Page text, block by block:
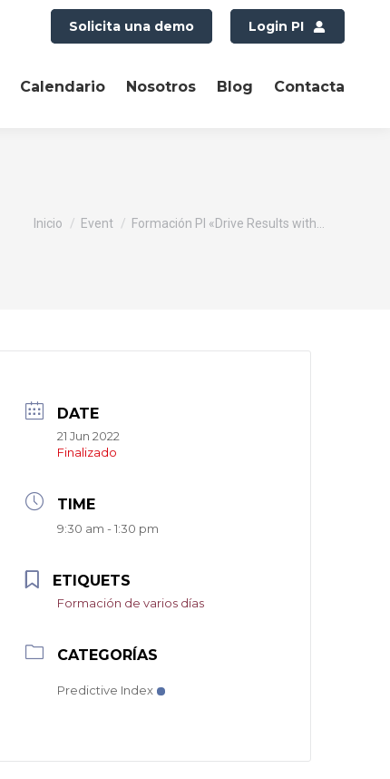
Solicita una demo Login PI
Calendario Nosotros Blog Contacta
Estás aquí:
Inicio Event Formación PI «Drive Results with…
DATE
21 Jun 2022
Finalizado
TIME
9:30 am - 1:30 pm
ETIQUETS
Formación de varios días
CATEGORÍAS
Predictive Index